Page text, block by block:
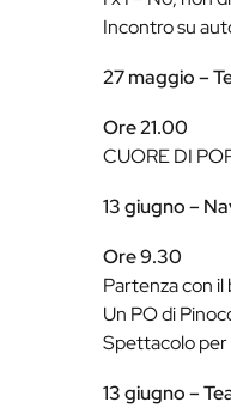
Incontro su
27 maggio –
Ore 21.00
CUORE DI
13 giugno –
Ore 9.30
Partenza con
Un PO di
Spettacolo per
13 giugno –